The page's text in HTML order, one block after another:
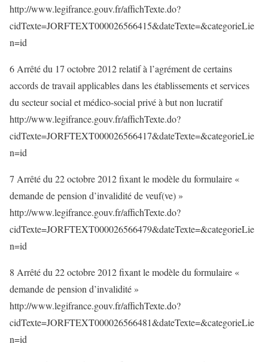
http://www.legifrance.gouv.fr/affichTexte.do?
cidTexte=JORFTEXT000026566415&dateTexte=&categorieLie
n=id
6 Arrêté du 17 octobre 2012 relatif à l’agrément de certains
accords de travail applicables dans les établissements et services
du secteur social et médico-social privé à but non lucratif
http://www.legifrance.gouv.fr/affichTexte.do?
cidTexte=JORFTEXT000026566417&dateTexte=&categorieLie
n=id
7 Arrêté du 22 octobre 2012 fixant le modèle du formulaire «
demande de pension d’invalidité de veuf(ve) »
http://www.legifrance.gouv.fr/affichTexte.do?
cidTexte=JORFTEXT000026566479&dateTexte=&categorieLie
n=id
8 Arrêté du 22 octobre 2012 fixant le modèle du formulaire «
demande de pension d’invalidité »
http://www.legifrance.gouv.fr/affichTexte.do?
cidTexte=JORFTEXT000026566481&dateTexte=&categorieLie
n=id